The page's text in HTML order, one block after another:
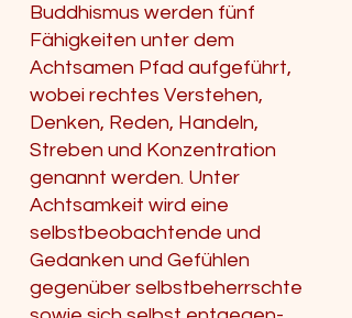
Buddhismus werden fünf
Fähigkeiten unter dem
Achtsamen Pfad aufgeführt,
wobei rechtes Verstehen,
Denken, Reden, Handeln,
Streben und Konzentration
genannt werden. Unter
Achtsamkeit wird eine
selbstbeobachtende und
Gedanken und Gefühlen
gegenüber selbstbeherrschte